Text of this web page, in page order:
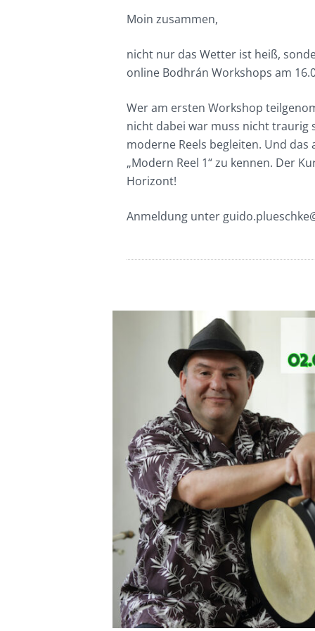
Moin zusammen,
nicht nur das Wetter ist heiß,
online Bodhrán Workshops am
Wer am ersten Workshop
nicht dabei war muss nicht traurig
moderne Reels begleiten. Und
„Modern Reel 1“ zu kennen. Der
Horizont!
Anmeldung unter